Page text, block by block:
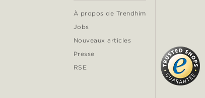
À propos de Trendhim
Jobs
Nouveaux articles
Presse
RSE